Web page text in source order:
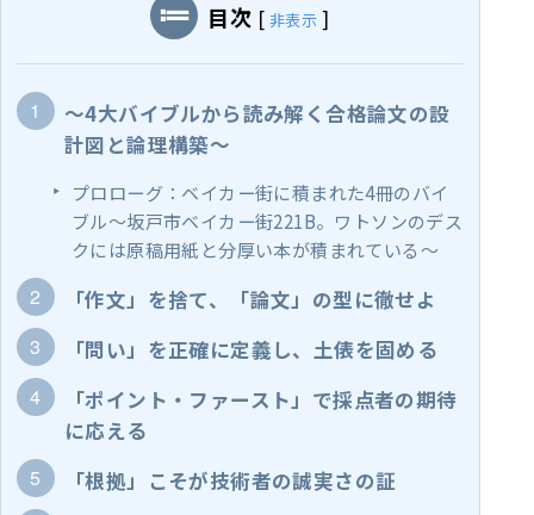
目次 [ 非表示 ]
～4大バイブルから読み解く合格論文の設
計図と論理構築～
プロローグ：ベイカー街に積まれた4冊のバイ
ブル～坂戸市ベイカー街221B。ワトソンのデス
クには原稿用紙と分厚い本が積まれている～
「作文」を捨て、「論文」の型に徹せよ
「問い」を正確に定義し、土俵を固める
「ポイント・ファースト」で採点者の期待
に応える
「根拠」こそが技術者の誠実さの証